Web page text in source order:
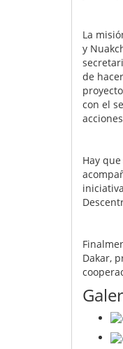
La
y
de
con el
Hay
Dakar,